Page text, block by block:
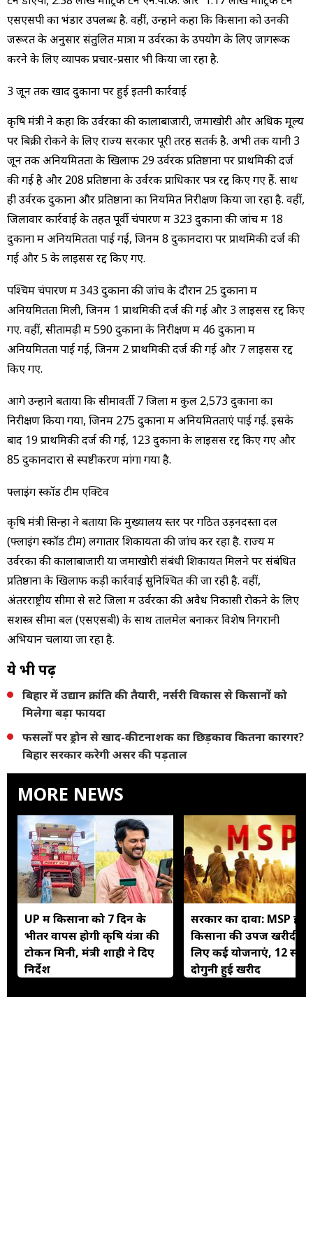
एसएसपी का भंडार उपलब्ध है. वहीं, उन्होंने कहा कि किसानों को उनकी
जरूरत के अनुसार संतुलित मात्रा में उर्वरकों के उपयोग के लिए जागरूक
करने के लिए व्यापक प्रचार-प्रसार भी किया जा रहा है.
3 जून तक खाद दुकानों पर हुई इतनी कार्रवाई
कृषि मंत्री ने कहा कि उर्वरकों की कालाबाजारी, जमाखोरी और अधिक मूल्य
पर बिक्री रोकने के लिए राज्य सरकार पूरी तरह सतर्क है. अभी तक यानी 3
जून तक अनियमितता के खिलाफ 29 उर्वरक प्रतिष्ठानों पर प्राथमिकी दर्ज
की गई है और 208 प्रतिष्ठानों के उर्वरक प्राधिकार पत्र रद्द किए गए हैं. साथ
ही उर्वरक दुकानों और प्रतिष्ठानों का नियमित निरीक्षण किया जा रहा है. वहीं,
जिलावार कार्रवाई के तहत पूर्वी चंपारण में 323 दुकानों की जांच में 18
दुकानों में अनियमितता पाई गई, जिनमें 8 दुकानदारों पर प्राथमिकी दर्ज की
गई और 5 के लाइसेंस रद्द किए गए.
पश्चिम चंपारण में 343 दुकानों की जांच के दौरान 25 दुकानों में
अनियमितता मिली, जिनमें 1 प्राथमिकी दर्ज की गई और 3 लाइसेंस रद्द किए
गए. वहीं, सीतामढ़ी में 590 दुकानों के निरीक्षण में 46 दुकानों में
अनियमितता पाई गई, जिनमें 2 प्राथमिकी दर्ज की गईं और 7 लाइसेंस रद्द
किए गए.
आगे उन्होंने बताया कि सीमावर्ती 7 जिलों में कुल 2,573 दुकानों का
निरीक्षण किया गया, जिनमें 275 दुकानों में अनियमितताएं पाई गईं. इसके
बाद 19 प्राथमिकी दर्ज की गईं, 123 दुकानों के लाइसेंस रद्द किए गए और
85 दुकानदारों से स्पष्टीकरण मांगा गया है.
फ्लाइंग स्कॉड टीम एक्टिव
कृषि मंत्री सिन्हा ने बताया कि मुख्यालय स्तर पर गठित उड़नदस्ता दल
(फ्लाइंग स्कॉड टीम) लगातार शिकायतों की जांच कर रहा है. राज्य में
उर्वरकों की कालाबाजारी या जमाखोरी संबंधी शिकायत मिलने पर संबंधित
प्रतिष्ठानों के खिलाफ कड़ी कार्रवाई सुनिश्चित की जा रही है. वहीं,
अंतरराष्ट्रीय सीमा से सटे जिलों में उर्वरकों की अवैध निकासी रोकने के लिए
सशस्त्र सीमा बल (एसएसबी) के साथ तालमेल बनाकर विशेष निगरानी
अभियान चलाया जा रहा है.
ये भी पढ़ें
बिहार में उद्यान क्रांति की तैयारी, नर्सरी विकास से किसानों को
मिलेगा बड़ा फायदा
फसलों पर ड्रोन से खाद-कीटनाशक का छिड़काव कितना कारगर?
बिहार सरकार करेगी असर की पड़ताल
MORE NEWS
UP में किसानों को 7 दिन के
भीतर वापस होगी कृषि यंत्रों की
टोकन मिनी, मंत्री शाही ने दिए
निर्देश
सरकार का दावा: MSP ही
किसानों की उपज खरीदी के
लिए कई योजनाएं, 12
दोगुनी हुई खरीद